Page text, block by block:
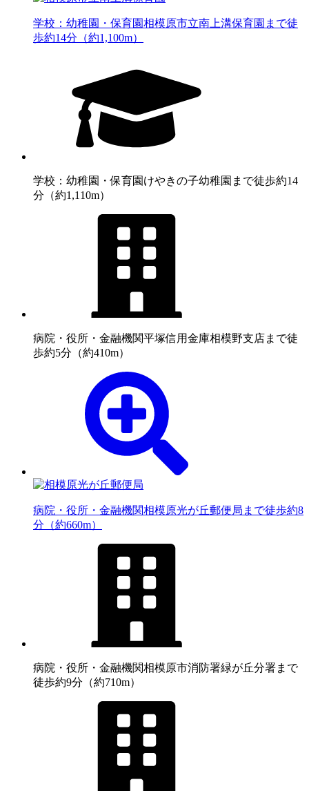
学校：幼稚園・保育園相模原市立南上溝保育園まで徒
歩約14分（約1,100m）
学校：幼稚園・保育園 けやきの子幼稚園まで徒歩約14
分（約1,110m）
病院・役所・金融機関平塚信用金庫相模野支店まで徒
歩約5分（約410m）
病院・役所・金融機関相模原光が丘郵便局まで徒歩約8
分（約660m）
病院・役所・金融機関相模原市消防署緑が丘分署まで
徒歩約9分（約710m）